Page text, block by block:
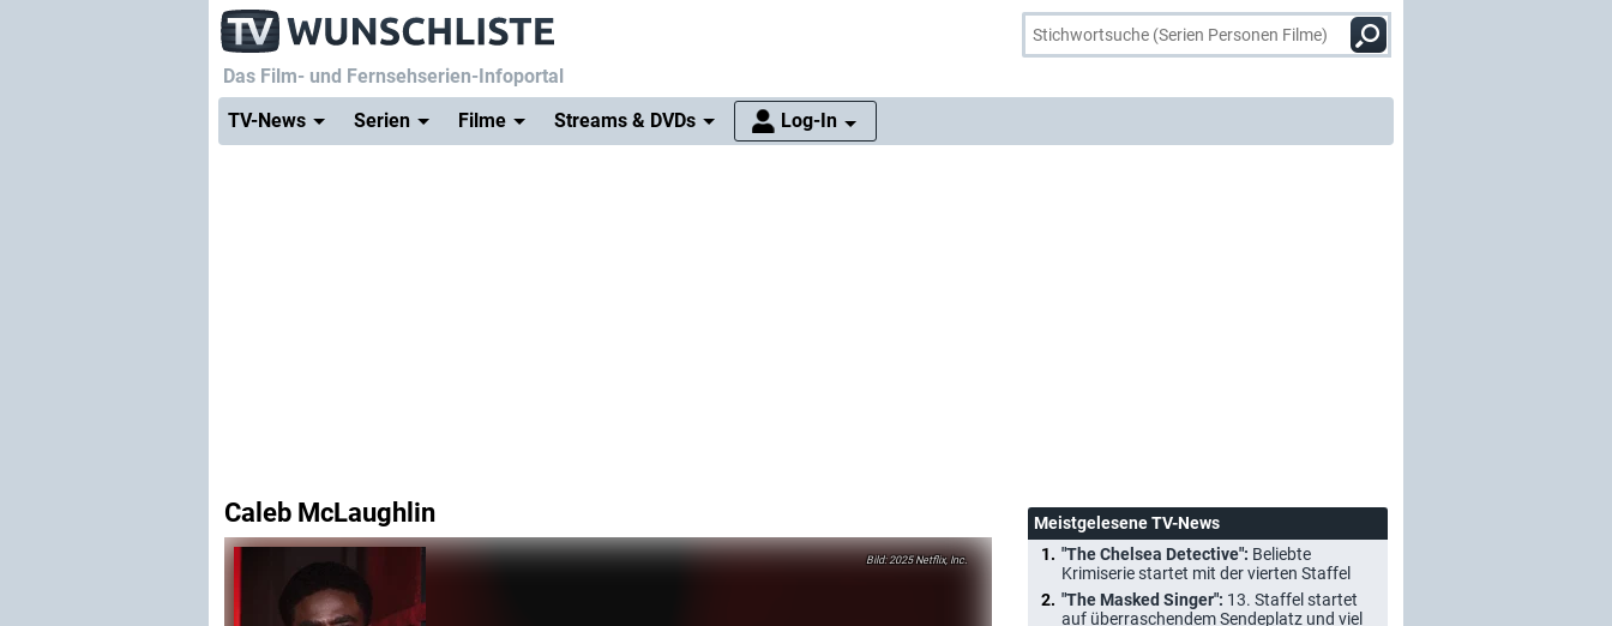
Das Film- und Fernsehserien-Infoportal
TV-News
Serien Filme Streams & DVDs Log-In
Caleb McLaughlin
2025 Netflix, Inc.
Meistgelesene TV-News
"The Chelsea Detective": Beliebte
Krimiserie startet mit der vierten Staffel
"The Masked Singer": 13. Staffel startet
auf überraschendem Sendeplatz und viel